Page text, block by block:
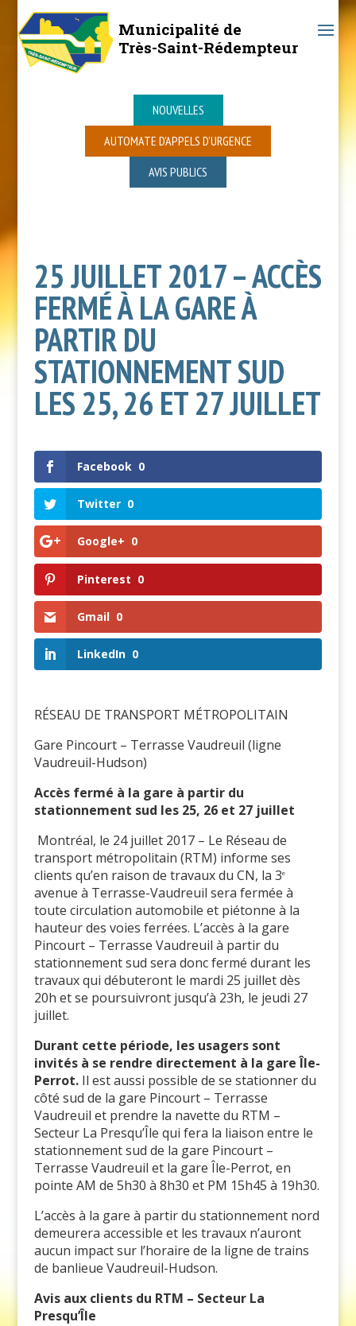
Municipalité de
Très-Saint-Rédempteur
NOUVELLES
AUTOMATE D’APPELS D’URGENCE
AVIS PUBLICS
25 JUILLET 2017 – ACCÈS
FERMÉ À LA GARE À
PARTIR DU
STATIONNEMENT SUD
LES 25, 26 ET 27 JUILLET
Facebook 0
Twitter 0
Google+ 0
Pinterest 0
Gmail 0
LinkedIn 0
RÉSEAU DE TRANSPORT MÉTROPOLITAIN
Gare Pincourt – Terrasse Vaudreuil (ligne
Vaudreuil-Hudson)
Accès fermé à la gare à partir du
stationnement sud les 25, 26 et 27 juillet
Montréal, le 24 juillet 2017 – Le Réseau de
transport métropolitain (RTM) informe ses
clients qu’en raison de travaux du CN, la 3e
avenue à Terrasse-Vaudreuil sera fermée à
toute circulation automobile et piétonne à la
hauteur des voies ferrées. L’accès à la gare
Pincourt – Terrasse Vaudreuil à partir du
stationnement sud sera donc fermé durant les
travaux qui débuteront le mardi 25 juillet dès
20h et se poursuivront jusqu’à 23h, le jeudi 27
juillet.
Durant cette période, les usagers sont
invités à se rendre directement à la gare Île-
Perrot.Il est aussi possible de se stationner du
côté sud de la gare Pincourt – Terrasse
Vaudreuil et prendre la navette du RTM –
Secteur La Presqu’Île qui fera la liaison entre le
stationnement sud de la gare Pincourt –
Terrasse Vaudreuil et la gare Île-Perrot, en
pointe AM de 5h30 à 8h30 et PM 15h45 à 19h30.
L’accès à la gare à partir du stationnement nord
demeurera accessible et les travaux n’auront
aucun impact sur l’horaire de la ligne de trains
de banlieue Vaudreuil-Hudson.
Avis aux clients du RTM – Secteur La
Presqu’Île